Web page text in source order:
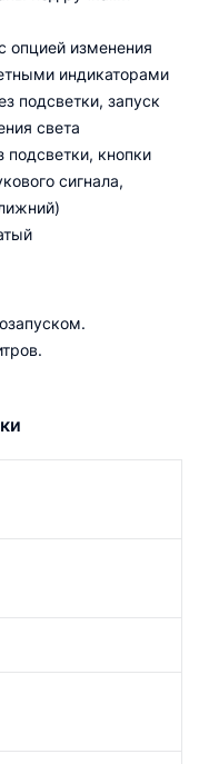
опцией изменения
индикаторами
подсветки, запуск
света
подсветки, кнопки
сигнала,